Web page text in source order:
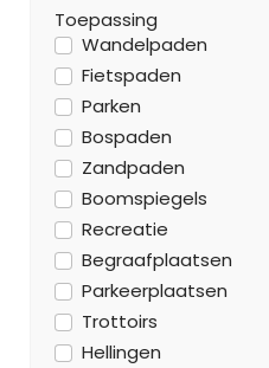
Toepassing
Wandelpaden
Fietspaden
Parken
Bospaden
Zandpaden
Boomspiegels
Recreatie
Begraafplaatsen
Parkeerplaatsen
Trottoirs
Hellingen